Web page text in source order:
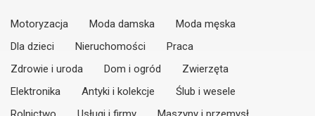
Motoryzacja Moda damska
Moda męska
Dla dzieci
Nieruchomości
Praca
Zdrowie i uroda
Dom i ogród
Zwierzęta
Elektronika
Antyki i kolekcje
Ślub i wesele